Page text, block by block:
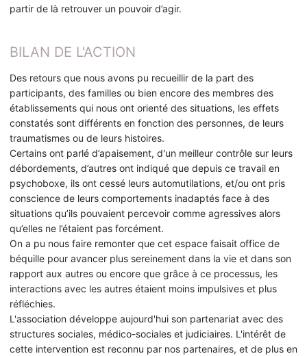
partir de là retrouver un pouvoir d’agir.
BILAN DE L'ACTION
Des retours que nous avons pu recueillir de la part des
participants, des familles ou bien encore des membres des
établissements qui nous ont orienté des situations, les effets
constatés sont différents en fonction des personnes, de leurs
traumatismes ou de leurs histoires.
Certains ont parlé d’apaisement, d'un meilleur contrôle sur leurs
débordements, d’autres ont indiqué que depuis ce travail en
psychoboxe, ils ont cessé leurs automutilations, et/ou ont pris
conscience de leurs comportements inadaptés face à des
situations qu’ils pouvaient percevoir comme agressives alors
qu’elles ne l’étaient pas forcément.
On a pu nous faire remonter que cet espace faisait office de
béquille pour avancer plus sereinement dans la vie et dans son
rapport aux autres ou encore que grâce à ce processus, les
interactions avec les autres étaient moins impulsives et plus
réfléchies.
L'association développe aujourd'hui son partenariat avec des
structures sociales, médico-sociales et judiciaires. L'intérêt de
cette intervention est reconnu par nos partenaires, et de plus en